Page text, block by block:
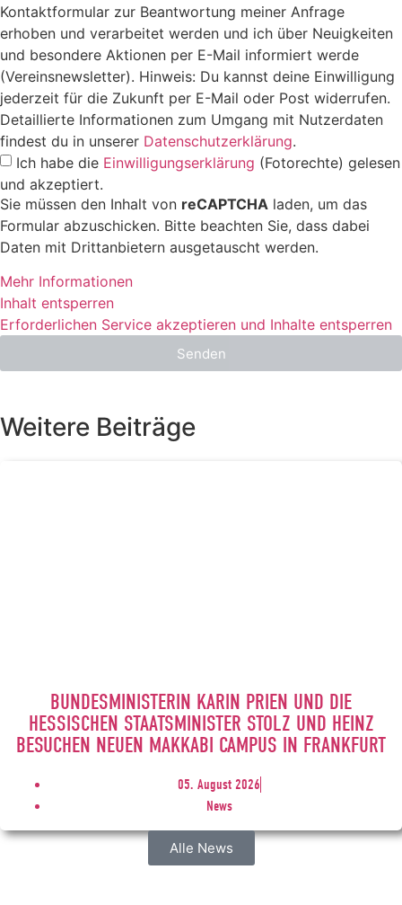
Kontaktformular zur Beantwortung meiner Anfrage
erhoben und verarbeitet werden und ich über Neuigkeiten
und besondere Aktionen per E-Mail informiert werde
(Vereinsnewsletter). Hinweis: Du kannst deine Einwilligung
jederzeit für die Zukunft per E-Mail oder Post widerrufen.
Detaillierte Informationen zum Umgang mit Nutzerdaten
findest du in unserer Datenschutzerklärung.
Ich habe die Einwilligungserklärung (Fotorechte) gelesen
und akzeptiert.
Sie müssen den Inhalt von reCAPTCHA laden, um das
Formular abzuschicken. Bitte beachten Sie, dass dabei
Daten mit Drittanbietern ausgetauscht werden.
Mehr Informationen
Inhalt entsperren
Erforderlichen Service akzeptieren und Inhalte entsperren
Senden
Weitere Beiträge
BUNDESMINISTERIN KARIN PRIEN UND DIE
HESSISCHEN STAATSMINISTER STOLZ UND HEINZ
BESUCHEN NEUEN MAKKABI CAMPUS IN FRANKFURT
05. August 2026
News
Alle News